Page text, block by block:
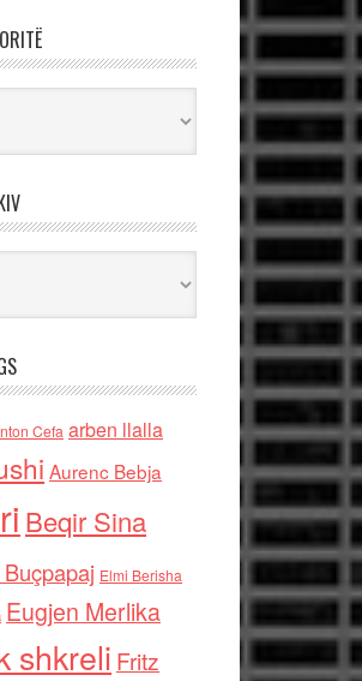
Cefa arben llalla
Aurenc Bebja
Beqir Sina
Elmi Berisha
Eugjen Merlika
shkreli Fritz